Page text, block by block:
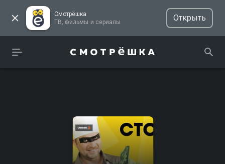
Смотрёшка
ТВ, фильмы и сериалы
Открыть